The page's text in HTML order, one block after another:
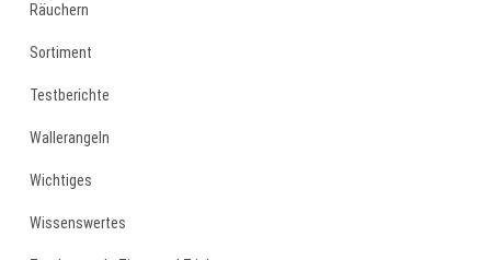
Räuchern
Sortiment
Testberichte
Wallerangeln
Wichtiges
Wissenswertes